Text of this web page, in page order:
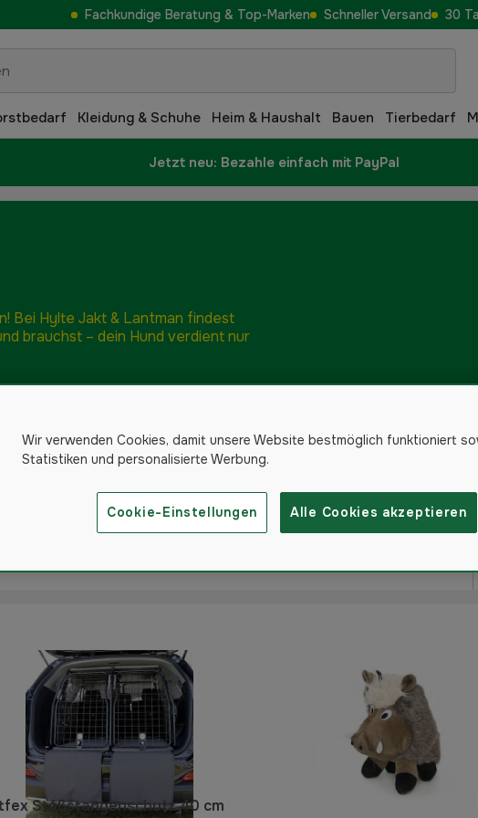
Fachkundige Beratung & Top-Marken Schneller Versand 30
Kleidung & Schuhe Heim & Haushalt Bauen Tierbedarf
Jetzt neu: Bezahle einfach mit PayPal
Bei Hylte Jakt & Lantman findest
brauchst – dein Hund verdient nur
Zubehör für Hundebetten
Stoßstangenschutz 40 cm
Wir verwenden Cookies, damit unsere Website bestmöglich funktioniert
Statistiken und personalisierte Werbung.
Cookie-Einstellungen Alle Cookies akzeptieren